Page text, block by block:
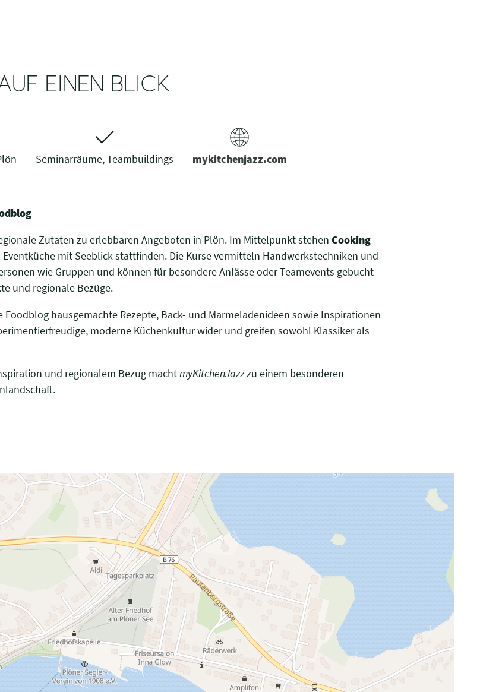
EINEN BLICK
Seminarräume, Teambuildings mykitchenjazz.com
Zutaten zu erlebbaren Angeboten in Plön. Im Mittelpunkt stehen Cooking
mit Seeblick stattfinden. Die Kurse vermitteln Handwerkstechniken und
wie Gruppen und können für besondere Anlässe oder Teamevents gebucht
und regionale Bezüge.
Foodblog hausgemachte Rezepte, Back- und Marmeladenideen sowie Inspirationen
moderne Küchenkultur wider und greifen sowohl Klassiker als
und regionalem Bezug machtmyKitchenJazzzu einem besonderen